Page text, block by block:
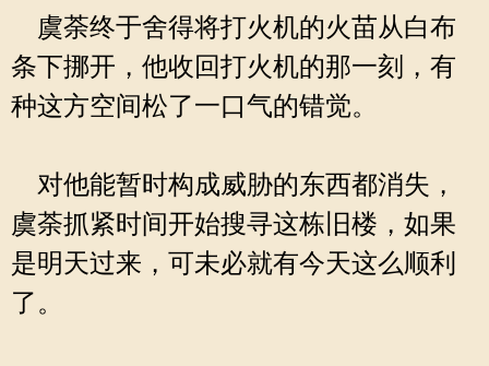
虞荼终于舍得将打火机的火苗从白布
条下挪开，他收回打火机的那一刻，有
种这方空间松了一口气的错觉。
对他能暂时构成威胁的东西都消失，
虞荼抓紧时间开始搜寻这栋旧楼，如果
是明天过来，可未必就有今天这么顺利
了。